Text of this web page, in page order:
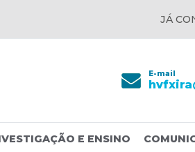
JÁ
E-mail
E ENSINO